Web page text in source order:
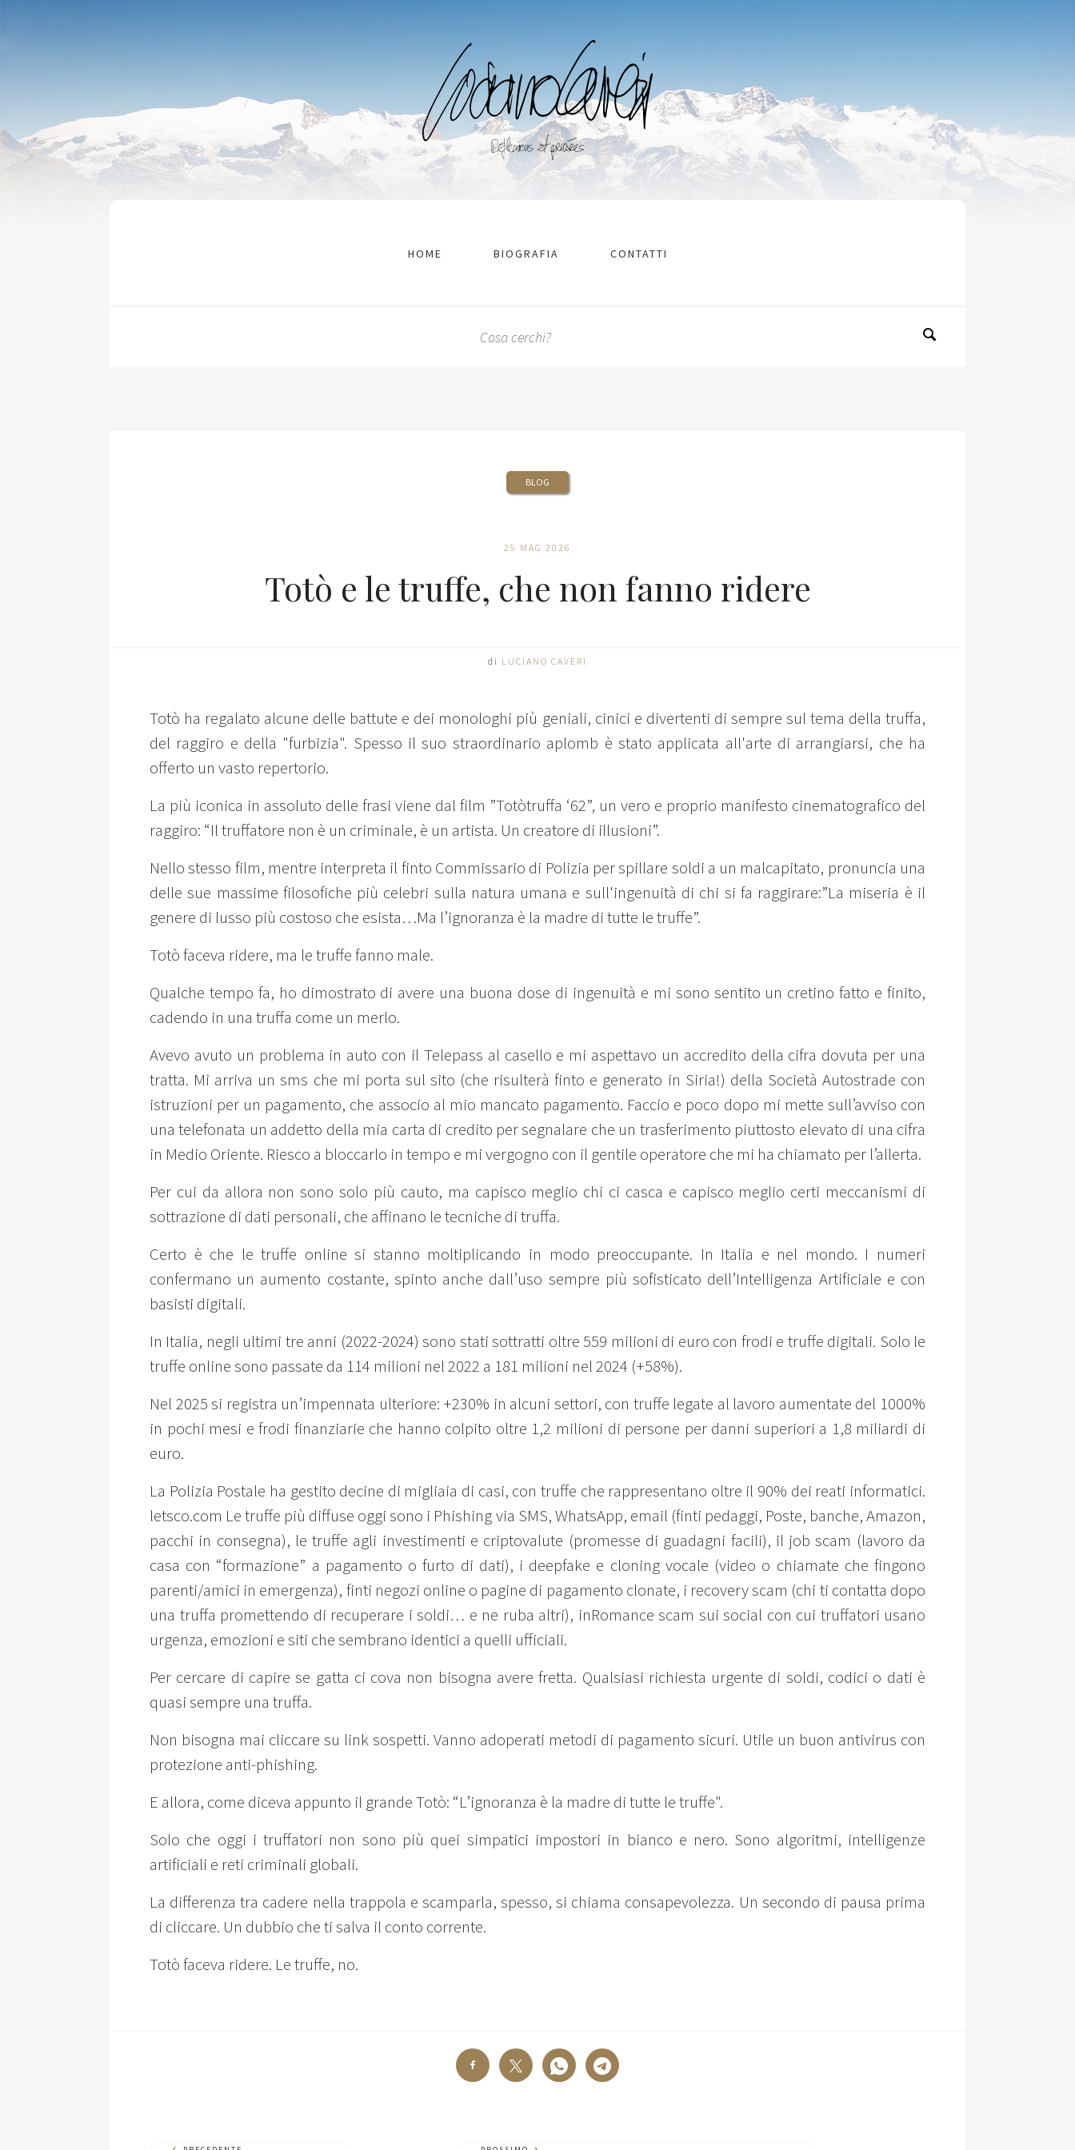
HOME BIOGRAFIA CONTATTI
BLOG
25 MAG 2026
Totò e le truffe, che non fanno ridere
di LUCIANO CAVERI
Totò ha regalato alcune delle battute e dei monologhi più geniali, cinici e divertenti di sempre sul tema della truffa,
del raggiro e della "furbizia". Spesso il suo straordinario aplomb è stato applicata all'arte di arrangiarsi, che ha
offerto un vasto repertorio.
La più iconica in assoluto delle frasi viene dal film ”Totòtruffa ‘62”, un vero e proprio manifesto cinematografico del
raggiro: “Il truffatore non è un criminale, è un artista. Un creatore di illusioni”.
Nello stesso film, mentre interpreta il finto Commissario di Polizia per spillare soldi a un malcapitato, pronuncia una
delle sue massime filosofiche più celebri sulla natura umana e sull'ingenuità di chi si fa raggirare:”La miseria è il
genere di lusso più costoso che esista…Ma l’ignoranza è la madre di tutte le truffe”.
Totò faceva ridere, ma le truffe fanno male.
Qualche tempo fa, ho dimostrato di avere una buona dose di ingenuità e mi sono sentito un cretino fatto e finito,
cadendo in una truffa come un merlo.
Avevo avuto un problema in auto con il Telepass al casello e mi aspettavo un accredito della cifra dovuta per una
tratta. Mi arriva un sms che mi porta sul sito (che risulterà finto e generato in Siria!) della Società Autostrade con
istruzioni per un pagamento, che associo al mio mancato pagamento. Faccio e poco dopo mi mette sull’avviso con
una telefonata un addetto della mia carta di credito per segnalare che un trasferimento piuttosto elevato di una cifra
in Medio Oriente. Riesco a bloccarlo in tempo e mi vergogno con il gentile operatore che mi ha chiamato per l’allerta.
Per cui da allora non sono solo più cauto, ma capisco meglio chi ci casca e capisco meglio certi meccanismi di
sottrazione di dati personali, che affinano le tecniche di truffa.
Certo è che le truffe online si stanno moltiplicando in modo preoccupante. In Italia e nel mondo. I numeri
confermano un aumento costante, spinto anche dall’uso sempre più sofisticato dell’Intelligenza Artificiale e con
basisti digitali.
In Italia, negli ultimi tre anni (2022-2024) sono stati sottratti oltre 559 milioni di euro con frodi e truffe digitali. Solo le
truffe online sono passate da 114 milioni nel 2022 a 181 milioni nel 2024 (+58%).
Nel 2025 si registra un’impennata ulteriore: +230% in alcuni settori, con truffe legate al lavoro aumentate del 1000%
in pochi mesi e frodi finanziarie che hanno colpito oltre 1,2 milioni di persone per danni superiori a 1,8 miliardi di
euro.
La Polizia Postale ha gestito decine di migliaia di casi, con truffe che rappresentano oltre il 90% dei reati informatici.
letsco.com Le truffe più diffuse oggi sono i Phishing via SMS, WhatsApp, email (finti pedaggi, Poste, banche, Amazon,
pacchi in consegna), le truffe agli investimenti e criptovalute (promesse di guadagni facili), il job scam (lavoro da
casa con “formazione” a pagamento o furto di dati), i deepfake e cloning vocale (video o chiamate che fingono
parenti/amici in emergenza), finti negozi online o pagine di pagamento clonate, i recovery scam (chi ti contatta dopo
una truffa promettendo di recuperare i soldi… e ne ruba altri), inRomance scam sui social con cui truffatori usano
urgenza, emozioni e siti che sembrano identici a quelli ufficiali.
Per cercare di capire se gatta ci cova non bisogna avere fretta. Qualsiasi richiesta urgente di soldi, codici o dati è
quasi sempre una truffa.
Non bisogna mai cliccare su link sospetti. Vanno adoperati metodi di pagamento sicuri. Utile un buon antivirus con
protezione anti-phishing.
E allora, come diceva appunto il grande Totò: “L’ignoranza è la madre di tutte le truffe".
Solo che oggi i truffatori non sono più quei simpatici impostori in bianco e nero. Sono algoritmi, intelligenze
artificiali e reti criminali globali.
La differenza tra cadere nella trappola e scamparla, spesso, si chiama consapevolezza. Un secondo di pausa prima
di cliccare. Un dubbio che ti salva il conto corrente.
Totò faceva ridere. Le truffe, no.